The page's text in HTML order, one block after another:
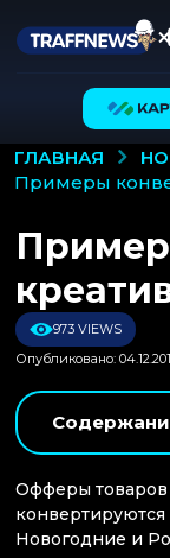
ГЛАВНАЯ
примеры
973 VIEWS
Опубликовано:
Офферы
Новогодние и